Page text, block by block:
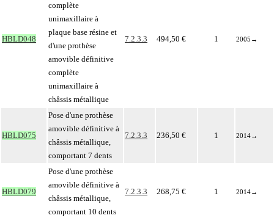
HBLD048
complète
unimaxillaire à
plaque base résine et
d'une prothèse
amovible définitive
complète
unimaxillaire à
châssis métallique
7.2.3.3 494,50 € 1 2005 →
HBLD075
Pose d'une prothèse
amovible définitive à
châssis métallique,
comportant 7 dents
7.2.3.3 236,50 € 1 2014→
HBLD079
Pose d'une prothèse
amovible définitive à
châssis métallique,
comportant 10 dents
7.2.3.3 268,75 € 1 2014→